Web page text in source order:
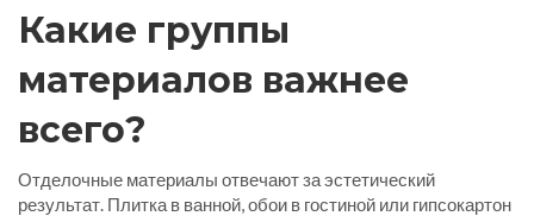
Какие группы
материалов важнее
всего?
Отделочные материалы отвечают за эстетический
результат. Плитка в ванной, обои в гостиной или гипсокартон